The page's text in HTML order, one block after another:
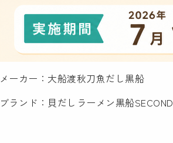
メーカー：大船渡秋刀魚だし黒船
ブランド：貝だしラーメン黒船SECOND